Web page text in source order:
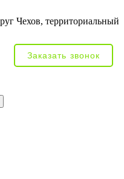
Чехов, территориальный
Заказать звонок